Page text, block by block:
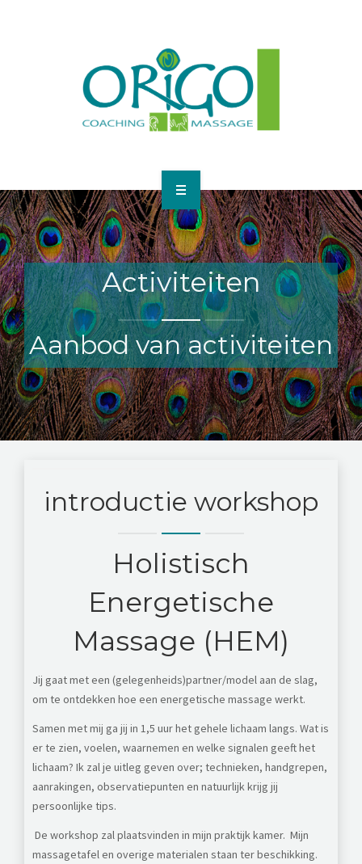
HOME
COACHING
MASSAGE
ACTIVITEITEN
OVER
TARIEVEN
CONTACT
Activiteiten
Aanbod van activiteiten
introductie workshop
Holistisch
Energetische
Massage (HEM)
Jij gaat met een (gelegenheids)partner/model aan de slag,
om te ontdekken hoe een energetische massage werkt.
Samen met mij ga jij in 1,5 uur het gehele lichaam langs. Wat is
er te zien, voelen, waarnemen en welke signalen geeft het
lichaam? Ik zal je uitleg geven over; technieken, handgrepen,
aanrakingen, observatiepunten en natuurlijk krijg jij
persoonlijke tips.
De workshop zal plaatsvinden in mijn praktijk kamer. Mijn
massagetafel en overige materialen staan ter beschikking.